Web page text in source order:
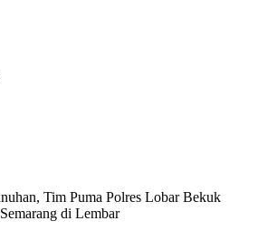
Tim Puma Polres Lobar Bekuk
di Lembar